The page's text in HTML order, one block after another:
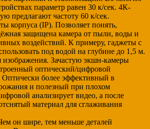
параметр равен 30 к/сек. 4К-
предлагают частоту 60 к/сек.
корпуса (IP). Позволяет понять,
защищена камера от пыли, воды и
воздействий. К примеру, гаджеты с
под водой на глубине до 1,5 м.
изображения. Зачастую экшн-камеры
оптический/цифровой
Оптически более эффективный в
и полезный при плохом
анализирует видео, а после
материал для сглаживания
он шире, тем меньше деталей